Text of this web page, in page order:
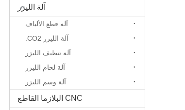
آلة الليزر
آلة قطع الألياف
آلة الليزر CO2.
آلة تنظيف الليزر
آلة لحام الليزر
آلة وسم الليزر
CNC البلازما القاطع